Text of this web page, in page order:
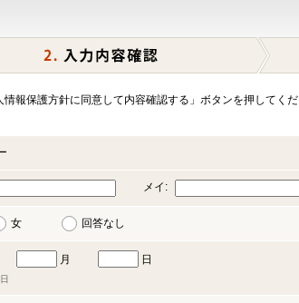
報保護方針に同意して内容確認する」ボタンを押してくだ
メイ:
女 回答なし
月 日